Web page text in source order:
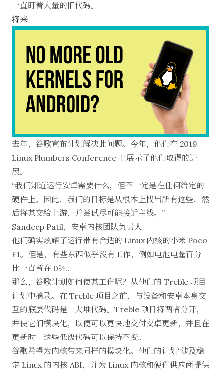
一直盯着大量的旧代码。
将来
去年，谷歌宣布计划解决此问题。今年，他们在 2019
Linux Plumbers Conference 上展示了他们取得的进
展。
“我们知道运行安卓需要什么，但不一定是在任何给定的
硬件上。因此，我们的目标是从根本上找出所有这些，然
后将其交给上游，并尝试尽可能接近主线。”
Sandeep Patil， 安卓内核团队负责人
他们确实炫耀了运行带有合适的 Linux 内核的小米 Poco
F1。但是，有些东西似乎没有工作，例如电池电量百分
比一直留在 0％。
那么，谷歌计划如何使其工作呢？从他们的 Treble 项目
计划中摘录。在 Treble 项目之前，与设备和安卓本身交
互的底层代码是一大堆代码。Treble 项目将两者分开，
并使它们模块化，以便可以更快地交付安卓更新，并且在
更新时，这些低级代码可以保持不变。
谷歌希望为内核带来同样的模块化。他们的计划“涉及稳
定 Linux 的内核 ABI，并为 Linux 内核和硬件供应商提供